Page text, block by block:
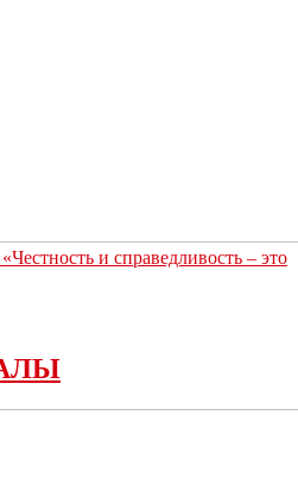
и справедливость – это